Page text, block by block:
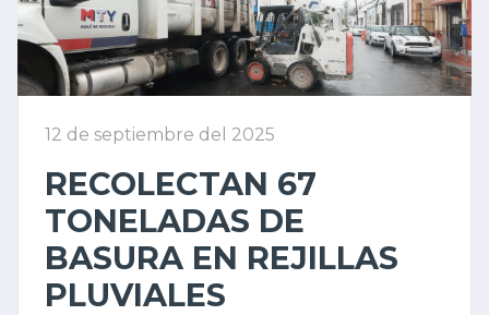
12 de septiembre del 2025
RECOLECTAN 67
TONELADAS DE
BASURA EN REJILLAS
PLUVIALES